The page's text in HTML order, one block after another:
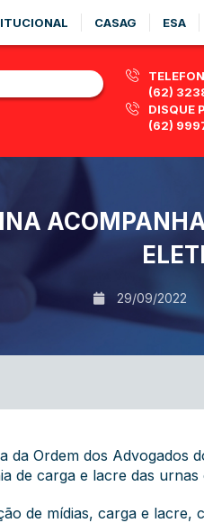
CASAG ESA
(62)
DISQUE
(62)
29/09/2022
da Ordem dos
de carga e lacre das
de mídias, carga e